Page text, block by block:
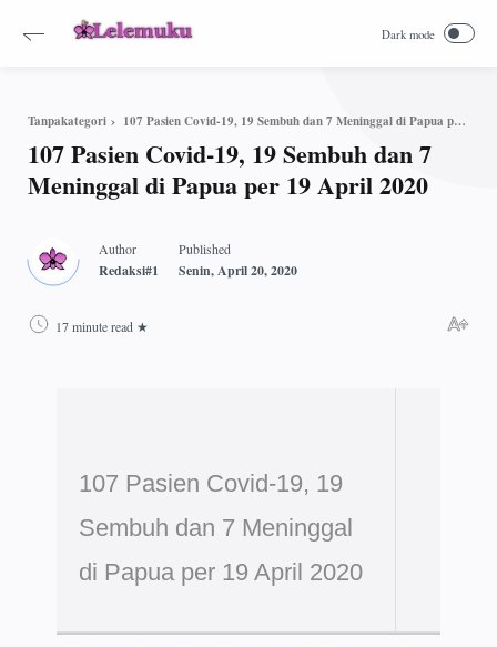
Tanpakategori 107 Pasien Covid-19, 19 Sembuh dan 7 Meninggal di Papua per 19 April 2020
107 Pasien Covid-19, 19 Sembuh dan 7
Meninggal di Papua per 19 April 2020
17 minute read
107 Pasien Covid-19, 19
Sembuh dan 7 Meninggal
di Papua per 19 April 2020